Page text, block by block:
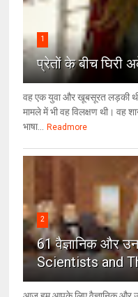
1
प्रेतों के बीच घिरी
वह एक युवा और खूबसूरत लड़की
मामले में भी वह विलक्षण थी। वह
भाषा...
Readmore
2
61 वैज्ञानिक और
Scientists and